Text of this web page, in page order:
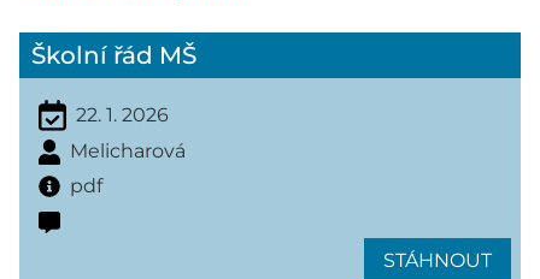
Školní řád MŠ
22. 1. 2026
Melicharová
pdf
STÁHNOUT